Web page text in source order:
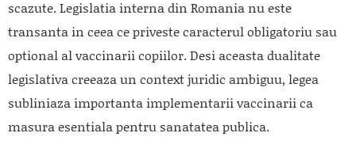
scazute. Legislatia interna din Romania nu este
transanta in ceea ce priveste caracterul obligatoriu sau
optional al vaccinarii copiilor. Desi aceasta dualitate
legislativa creeaza un context juridic ambiguu, legea
subliniaza importanta implementarii vaccinarii ca
masura esentiala pentru sanatatea publica.